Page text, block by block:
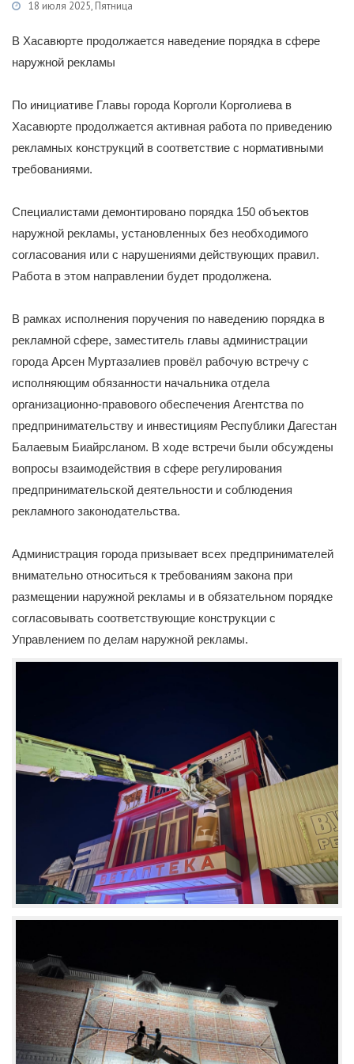
18 июля 2025, Пятница
В Хасавюрте продолжается наведение порядка в сфере
наружной рекламы
По инициативе Главы города Корголи Корголиева в
Хасавюрте продолжается активная работа по приведению
рекламных конструкций в соответствие с нормативными
требованиями.
Специалистами демонтировано порядка 150 объектов
наружной рекламы, установленных без необходимого
согласования или с нарушениями действующих правил.
Работа в этом направлении будет продолжена.
В рамках исполнения поручения по наведению порядка в
рекламной сфере, заместитель главы администрации
города Арсен Муртазалиев провёл рабочую встречу с
исполняющим обязанности начальника отдела
организационно-правового обеспечения Агентства по
предпринимательству и инвестициям Республики Дагестан
Балаевым Биайрсланом. В ходе встречи были обсуждены
вопросы взаимодействия в сфере регулирования
предпринимательской деятельности и соблюдения
рекламного законодательства.
Администрация города призывает всех предпринимателей
внимательно относиться к требованиям закона при
размещении наружной рекламы и в обязательном порядке
согласовывать соответствующие конструкции с
Управлением по делам наружной рекламы.